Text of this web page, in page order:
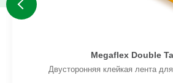
Megaflex Double
Двусторонняя клейкая лента